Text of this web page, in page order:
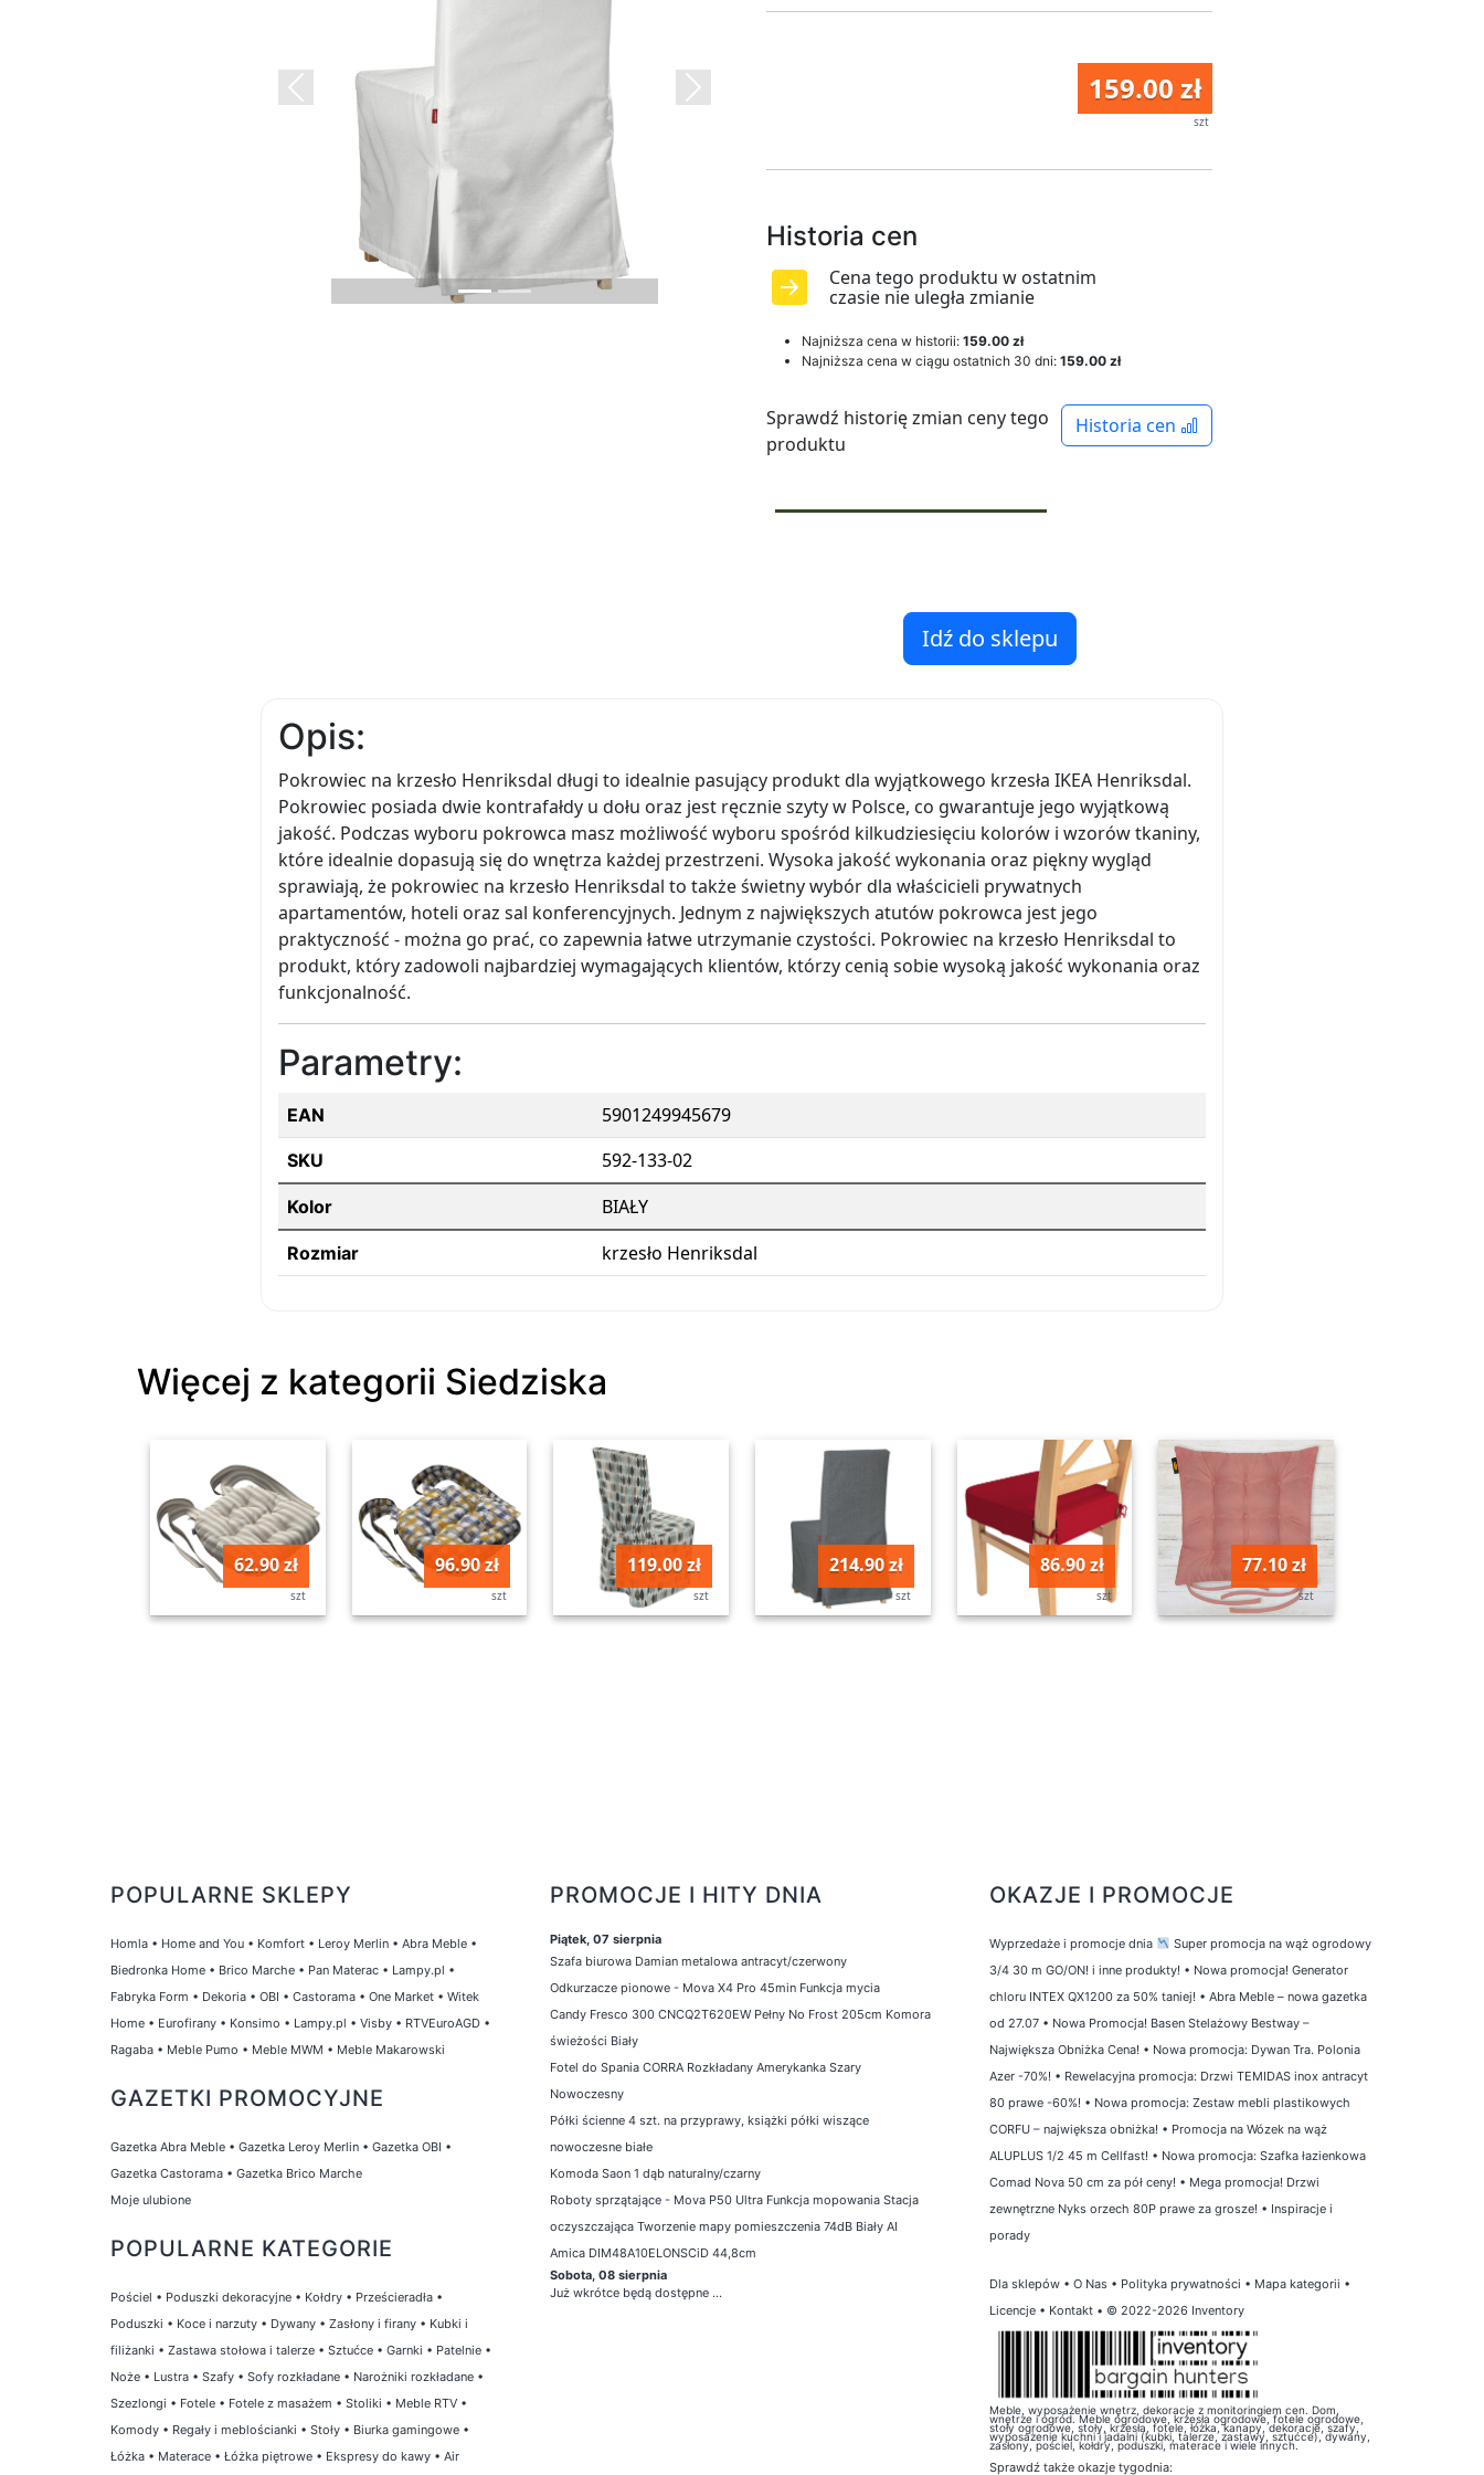
Previous Next 159.00 zł
szt
Historia cen
Cena tego produktu w ostatnim
czasie nie uległa zmianie
Najniższa cena w historii: 159.00 zł
Najniższa cena w ciągu ostatnich 30 dni: 159.00 zł
Historia cen
Sprawdź historię zmian ceny tego
produktu
Idź do sklepu
Opis:
Pokrowiec na krzesło Henriksdal długi to idealnie pasujący produkt dla wyjątkowego krzesła IKEA Henriksdal.
Pokrowiec posiada dwie kontrafałdy u dołu oraz jest ręcznie szyty w Polsce, co gwarantuje jego wyjątkową
jakość. Podczas wyboru pokrowca masz możliwość wyboru spośród kilkudziesięciu kolorów i wzorów tkaniny,
które idealnie dopasują się do wnętrza każdej przestrzeni. Wysoka jakość wykonania oraz piękny wygląd
sprawiają, że pokrowiec na krzesło Henriksdal to także świetny wybór dla właścicieli prywatnych
apartamentów, hoteli oraz sal konferencyjnych. Jednym z największych atutów pokrowca jest jego
praktyczność - można go prać, co zapewnia łatwe utrzymanie czystości. Pokrowiec na krzesło Henriksdal to
produkt, który zadowoli najbardziej wymagających klientów, którzy cenią sobie wysoką jakość wykonania oraz
funkcjonalność.
Parametry:
EAN 5901249945679
SKU 592-133-02
Kolor BIAŁY
Rozmiar krzesło Henriksdal
Więcej z kategorii Siedziska
62.90 zł
szt
96.90 zł
szt
119.00 zł
szt
214.90 zł
szt
86.90 zł
szt
77.10 zł
szt
POPULARNE SKLEPY
Homla • Home and You • Komfort • Leroy Merlin • Abra Meble •
Biedronka Home • Brico Marche • Pan Materac • Lampy.pl •
Fabryka Form • Dekoria • OBI • Castorama • One Market • Witek
Home • Eurofirany • Konsimo • Lampy.pl • Visby • RTVEuroAGD •
Ragaba • Meble Pumo • Meble MWM • Meble Makarowski
GAZETKI PROMOCYJNE
Gazetka Abra Meble • Gazetka Leroy Merlin • Gazetka OBI •
Gazetka Castorama • Gazetka Brico Marche
Moje ulubione
POPULARNE KATEGORIE
Pościel • Poduszki dekoracyjne • Kołdry • Prześcieradła •
Poduszki • Koce i narzuty • Dywany • Zasłony i firany • Kubki i
filiżanki • Zastawa stołowa i talerze • Sztućce • Garnki • Patelnie •
Noże • Lustra • Szafy • Sofy rozkładane • Narożniki rozkładane •
Szezlongi • Fotele • Fotele z masażem • Stoliki • Meble RTV •
Komody • Regały i meblościanki • Stoły • Biurka gamingowe •
Łóżka • Materace • Łóżka piętrowe • Ekspresy do kawy • Air
PROMOCJE I HITY DNIA
Piątek, 07 sierpnia
Szafa biurowa Damian metalowa antracyt/czerwony
Odkurzacze pionowe - Mova X4 Pro 45min Funkcja mycia
Candy Fresco 300 CNCQ2T620EW Pełny No Frost 205cm Komora
świeżości Biały
Fotel do Spania CORRA Rozkładany Amerykanka Szary
Nowoczesny
Półki ścienne 4 szt. na przyprawy, książki półki wiszące
nowoczesne białe
Komoda Saon 1 dąb naturalny/czarny
Roboty sprzątające - Mova P50 Ultra Funkcja mopowania Stacja
oczyszczająca Tworzenie mapy pomieszczenia 74dB Biały AI
Amica DIM48A10ELONSCiD 44,8cm
Sobota, 08 sierpnia
Już wkrótce będą dostępne ...
OKAZJE I PROMOCJE
Wyprzedaże i promocje dnia
Super promocja na wąż ogrodowy
3/4 30 m GO/ON! i inne produkty! • Nowa promocja! Generator
chloru INTEX QX1200 za 50% taniej! • Abra Meble – nowa gazetka
od 27.07 • Nowa Promocja! Basen Stelażowy Bestway –
Największa Obniżka Cena! • Nowa promocja: Dywan Tra. Polonia
Azer -70%! • Rewelacyjna promocja: Drzwi TEMIDAS inox antracyt
80 prawe -60%! • Nowa promocja: Zestaw mebli plastikowych
CORFU – największa obniżka! • Promocja na Wózek na wąż
ALUPLUS 1/2 45 m Cellfast! • Nowa promocja: Szafka łazienkowa
Comad Nova 50 cm za pół ceny! • Mega promocja! Drzwi
zewnętrzne Nyks orzech 80P prawe za grosze! • Inspiracje i
porady
Dla sklepów • O Nas • Polityka prywatności • Mapa kategorii •
Licencje • Kontakt • © 2022-2026 Inventory
Meble, wyposażenie wnętrz, dekoracje z monitoringiem cen. Dom,
wnętrze i ogród. Meble ogrodowe, krzesła ogrodowe, fotele ogrodowe,
stoły ogrodowe, stoły, krzesła, fotele, łóżka, kanapy, dekoracje, szafy,
wyposażenie kuchni i jadalni (kubki, talerze, zastawy, sztućce), dywany,
zasłony, pościel, kołdry, poduszki, materace i wiele innych.
Sprawdź także okazje tygodnia: